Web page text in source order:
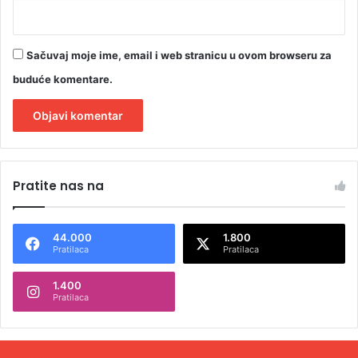
Sačuvaj moje ime, email i web stranicu u ovom browseru za
buduće komentare.
t
n
t
Pratite nas na
44.000
Pratilaca
1.800
Pratilaca
1.400
Pratilaca